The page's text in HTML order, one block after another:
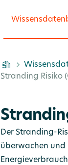
Stranding Risiko
Der Stranding-
überwachen und